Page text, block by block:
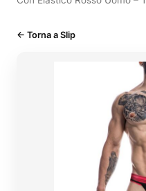
← Torna a Slip